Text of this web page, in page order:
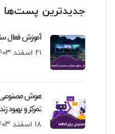
جدیدترین پست‌ها
آموزش فعال
۲۱ اسفند ۱۴۰۳
تمرکز و بهبود
۱۸ اسفند ۱۴۰۳